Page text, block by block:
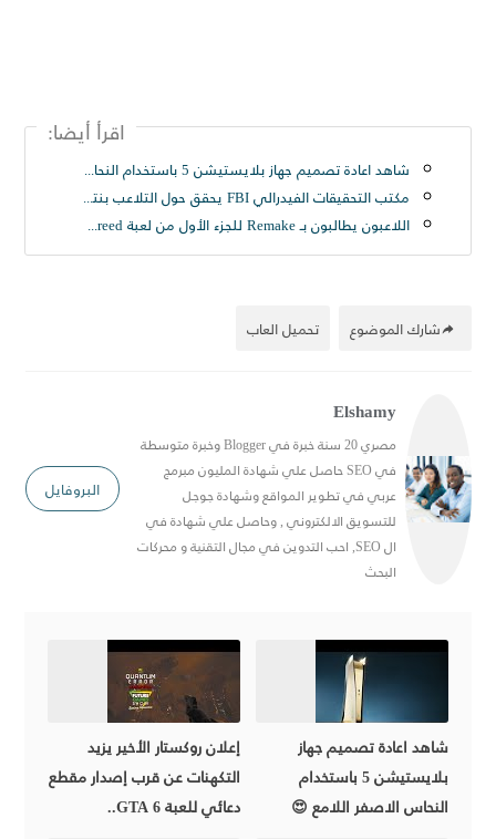
اقرأ أيضا:
شاهد اعادة تصميم جهاز بلايستيشن 5 باستخدام النحاس الاصفر اللامع 😍
مكتب التحقيقات الفيدرالي FBI يحقق حول التلاعب بنتائج مباريات Counter-Strike GO
اللاعبون يطالبون بـ Remake للجزء الأول من لعبة Assassin’s Creed..
تحميل العاب شارك الموضوع
Elshamy
مصري 20 سنة خبرة في Blogger وخبرة متوسطة
في SEO حاصل علي شهادة المليون مبرمج
عربي في تطوير المواقع وشهادة جوجل
للتسويق الالكتروني , وحاصل علي شهادة في
ال SEO, احب التدوين في مجال التقنية و محركات
البحث
البروفايل
إعلان روكستار الأخير يزيد
التكهنات عن قرب إصدار مقطع
دعائي للعبة GTA 6..
شاهد اعادة تصميم جهاز
بلايستيشن 5 باستخدام
النحاس الاصفر اللامع 😍